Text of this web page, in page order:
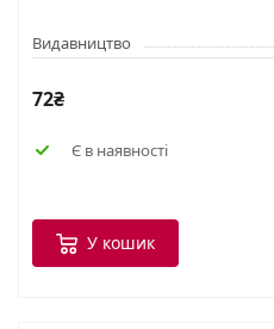
Видавництво
72₴
Є в наявності
У кошик